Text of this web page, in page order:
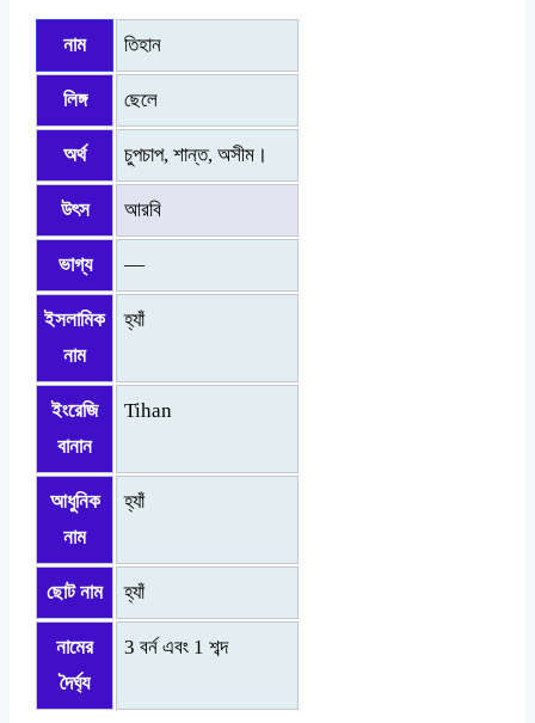
নাম তিহান
লিঙ্গ ছেলে
অর্থ চুপচাপ, শান্ত, অসীম।
উৎস আরবি
ভাগ্য —
ইসলামিক
নাম
হ্যাঁ
ইংরেজি
বানান
Tihan
আধুনিক
নাম
হ্যাঁ
ছোট নাম হ্যাঁ
নামের
দৈর্ঘ্য
3 বর্ন এবং 1 শব্দ